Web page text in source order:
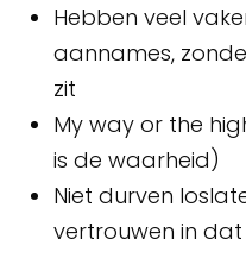
Hebben veel
aannames,
zit
My way or the
is de waarheid)
Niet durven
vertrouwen in